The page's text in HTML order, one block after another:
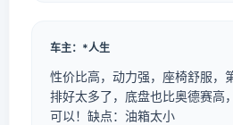
车主：*人生
性价比高，动力强，座椅舒服，
排好太多了，底盘也比奥德赛高
可以！缺点：油箱太小